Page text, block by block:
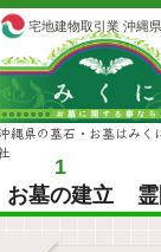
宅地建物取引業 沖縄
縄県の墓石・お墓はみく
1
お墓の建立